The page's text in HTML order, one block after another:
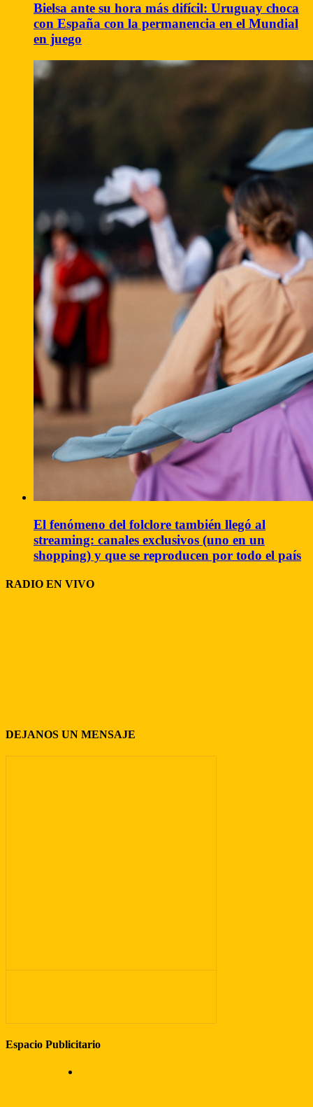
Bielsa ante su hora más difícil: Uruguay choca
con España con la permanencia en el Mundial
en juego
El fenómeno del folclore también llegó al
streaming: canales exclusivos (uno en un
shopping) y que se reproducen por todo el país
RADIO EN VIVO
DEJANOS UN MENSAJE
Espacio Publicitario